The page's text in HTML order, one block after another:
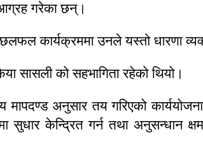
आग्रह गरेका छन्।
कार्यक्रममा उनले यस्तो धारणा
सासली को सहभागिता रहेको थियो।
अनुसार तय गरिएको कार्ययोजना
सुधार केन्द्रित गर्न तथा अनुसन्धान